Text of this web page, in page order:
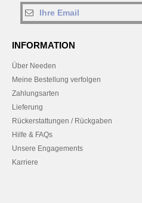
INFORMATION
Über Needen
Meine Bestellung verfolgen
Zahlungsarten
Lieferung
Rückerstattungen / Rückgaben
Hilfe & FAQs
Unsere Engagements
Karriere